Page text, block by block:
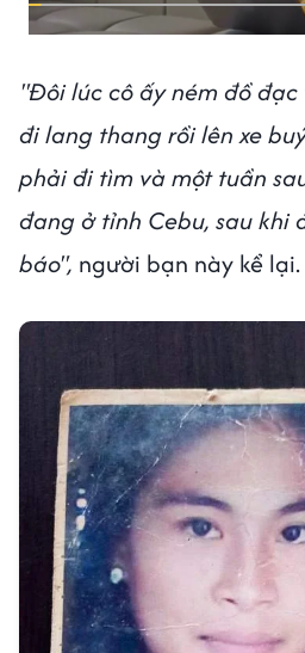
"Đôi lúc cô ấy ném đồ đạc
đi lang thang rồi lên xe
phải đi tìm và một tuần
đang ở tỉnh Cebu, sau khi
báo", người bạn này kể lại.